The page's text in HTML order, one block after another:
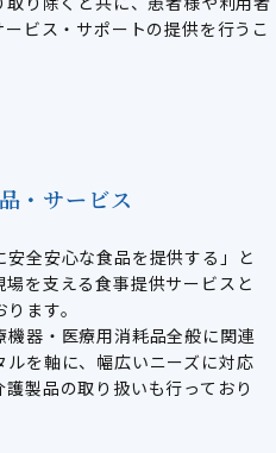
ビス・サポートの提供を行うこ
・サービス
全安心な食品を提供する」と
を支える食事提供サービスと
ます。
器・医療用消耗品全般に関連
を軸に、幅広いニーズに対応
製品の取り扱いも行っており